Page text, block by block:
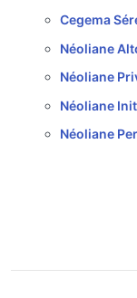
Cegema
Néoliane
Néoliane
Néoliane
Néoliane